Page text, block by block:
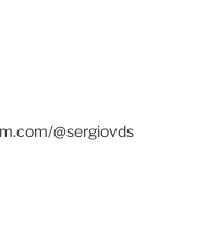
@sergiovds